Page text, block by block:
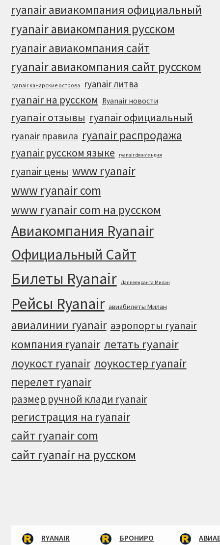
ryanair авиакомпания официальный
ryanair авиакомпания русском
ryanair авиакомпания сайт
ryanair авиакомпания сайт русском
ryanair канарские острова ryanair литва
ryanair на русском Ryanair новости
ryanair отзывы ryanair официальный
ryanair правила ryanair распродажа
ryanair русском языке ryanair финляндия
ryanair цены www ryanair
www ryanair com
www ryanair com на русском
Авиакомпания Ryanair
Официальный Cайт
Билеты Ryanair Лаппеенранта Милан
Рейсы Ryanair авиабилеты Милан
авиалинии ryanair аэропорты ryanair
компания ryanair летать ryanair
лоукост ryanair лоукостер ryanair
перелет ryanair
размер ручной клади ryanair
регистрация на ryanair
сайт ryanair com
сайт ryanair на русском
RYANAIR
БРОНИРО